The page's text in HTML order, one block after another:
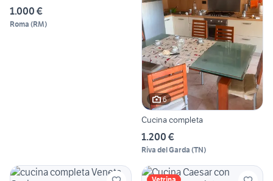
1.000 €
Roma (RM)
6
Cucina completa
1.200 €
Riva del Garda (TN)